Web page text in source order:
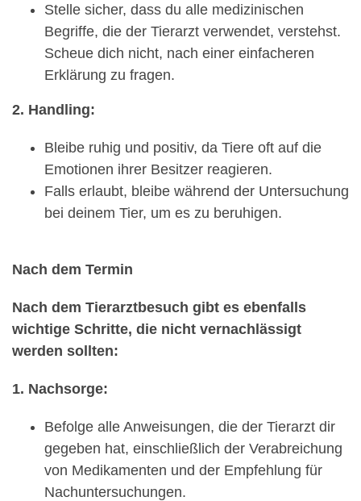
Stelle sicher, dass du alle medizinischen
Begriffe, die der Tierarzt verwendet, verstehst.
Scheue dich nicht, nach einer einfacheren
Erklärung zu fragen.
2. Handling:
Bleibe ruhig und positiv, da Tiere oft auf die
Emotionen ihrer Besitzer reagieren.
Falls erlaubt, bleibe während der Untersuchung
bei deinem Tier, um es zu beruhigen.
Nach dem Termin
Nach dem Tierarztbesuch gibt es ebenfalls
wichtige Schritte, die nicht vernachlässigt
werden sollten:
1. Nachsorge:
Befolge alle Anweisungen, die der Tierarzt dir
gegeben hat, einschließlich der Verabreichung
von Medikamenten und der Empfehlung für
Nachuntersuchungen.